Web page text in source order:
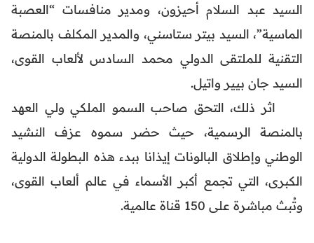
السيد عبد السلام أحيزون، ومدير منافسات “العصبة
الماسية”، السيد بيتر ستاسني، والمدير المكلف بالمنصة
التقنية للملتقى الدولي محمد السادس لألعاب القوى،
السيد جان بيير واتيل.
اثر ذلك، التحق صاحب السمو الملكي ولي العهد
بالمنصة الرسمية، حيث حضر سموه عزف النشيد
الوطني وإطلاق البالونات إيذانا ببدء هذه البطولة الدولية
الكبرى، التي تجمع أكبر الأسماء في عالم ألعاب القوى،
وتُبث مباشرة على 150 قناة عالمية.